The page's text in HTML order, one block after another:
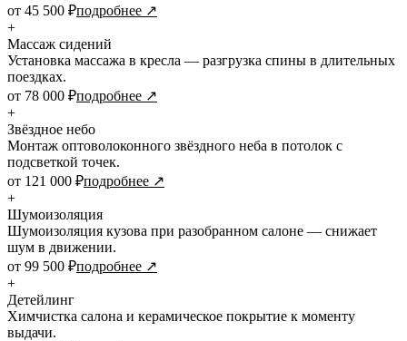
от 45 500 ₽подробнее ↗
+
Массаж сидений
Установка массажа в кресла — разгрузка спины в длительных
поездках.
от 78 000 ₽подробнее ↗
+
Звёздное небо
Монтаж оптоволоконного звёздного неба в потолок с
подсветкой точек.
от 121 000 ₽подробнее ↗
+
Шумоизоляция
Шумоизоляция кузова при разобранном салоне — снижает
шум в движении.
от 99 500 ₽подробнее ↗
+
Детейлинг
Химчистка салона и керамическое покрытие к моменту
выдачи.